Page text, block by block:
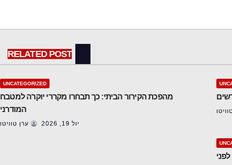
RELATED POST
UNCATEGORIZED
מהפכת הקירור הביתי: כך תבחרו מקררי יוקרה למטבח
המודרני
יול 19, 2026 ערן טוויטו